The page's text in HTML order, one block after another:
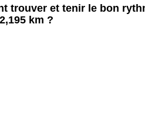
trouver et tenir le bon
km ?